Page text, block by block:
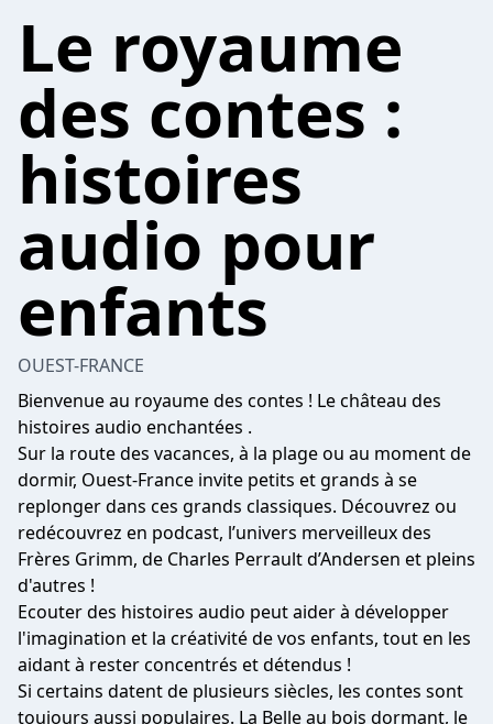
Le royaume
des contes :
histoires
audio pour
enfants
OUEST-FRANCE
Bienvenue au royaume des contes ! Le château des
histoires audio enchantées .
Sur la route des vacances, à la plage ou au moment de
dormir, Ouest-France invite petits et grands à se
replonger dans ces grands classiques. Découvrez ou
redécouvrez en podcast, l’univers merveilleux des
Frères Grimm, de Charles Perrault d’Andersen et pleins
d'autres !
Ecouter des histoires audio peut aider à développer
l'imagination et la créativité de vos enfants, tout en les
aidant à rester concentrés et détendus !
Si certains datent de plusieurs siècles, les contes sont
toujours aussi populaires. La Belle au bois dormant, le